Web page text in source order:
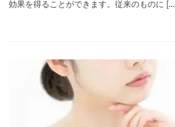
効果を得ることができます。従来のものに […]